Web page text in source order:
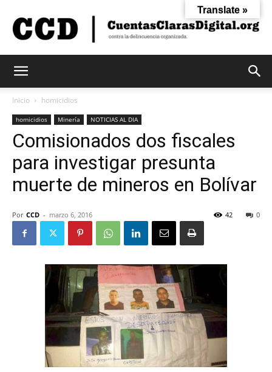
Claras
Digital
Inicio homicidios
homicidios Minería NOTICIAS AL DIA
Comisionados dos fiscales
para investigar presunta
muerte de mineros en Bolívar
Por CCD - marzo 6, 2016 0
42
Translate »